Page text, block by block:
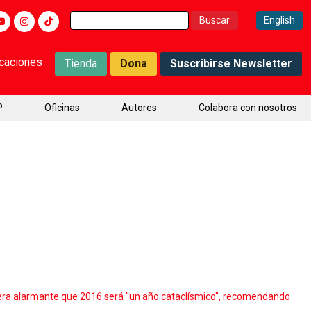
Buscar: English
Tienda Dona Suscribirse Newsletter
Oficinas Autores Colabora con nosotros
alarmante que 2016 será "un año cataclísmico", recomendando